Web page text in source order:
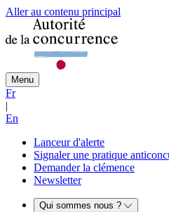
Aller au contenu principal
Menu
Fr
|
En
Lanceur d'alerte
Signaler une pratique
Demander la clémence
Newsletter
Qui sommes nous ?